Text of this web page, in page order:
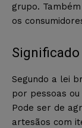
grupo.
os
Segundo a lei
por pessoas
Pode ser de
artesãos com